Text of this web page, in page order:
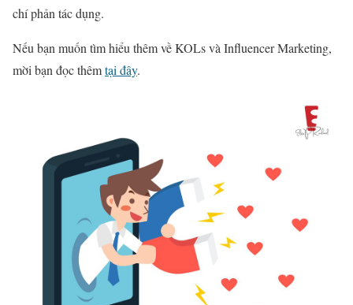
chí phản tác dụng.
Nếu bạn muốn tìm hiểu thêm về KOLs và Influencer Marketing,
mời bạn đọc thêmtại đây.